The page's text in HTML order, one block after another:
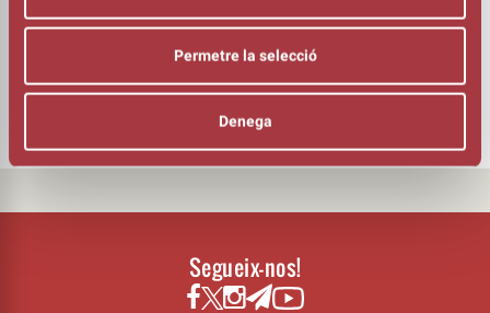
Permetre la selecció
Denega
Iris Hinojosa
Iris Hinojosa
Segueix-nos!